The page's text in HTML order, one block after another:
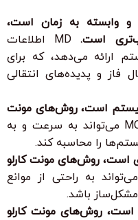
و وابسته به زمان است،
است.
MD اطلاعات
ارائه می‌دهد، که برای
فاز و پدیده‌های انتقالی
است، روش‌های مونت
MC می‌تواند به سرعت و به
را محاسبه کند.
است، روش‌های مونت کارلو
MC می‌تواند به راحتی از موانع
روش‌های مونت کارلو